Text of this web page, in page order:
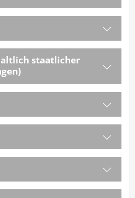
staatlicher